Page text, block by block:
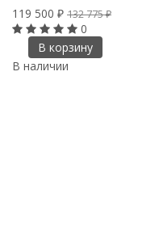
119 500 ₽ 132 775₽
0
В корзину
В наличии